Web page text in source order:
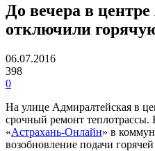
До вечера в
отключили
06.07.2016
398
0
На улице Адмиралтейская в
срочный ремонт
«Астрахань-Онлайн» в
возобновление подачи